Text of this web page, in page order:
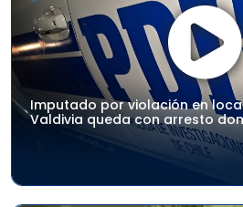
Imputado por violación en
Valdivia queda con arresto